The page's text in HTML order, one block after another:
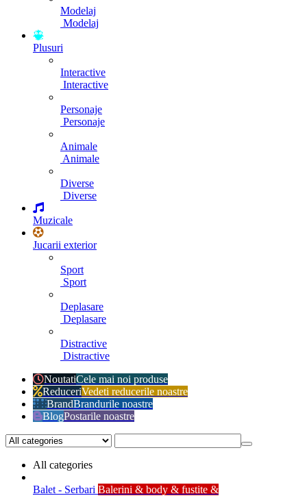
Modelaj
Modelaj
Plusuri
Interactive
Interactive
Personaje
Personaje
Animale
Animale
Diverse
Diverse
Muzicale
Jucarii exterior
Sport
Sport
Deplasare
Deplasare
Distractive
Distractive
NoutatiCele mai noi produse
ReduceriVedeti reducerile noastre
BrandBrandurile noastre
BlogPostarile noastre
All categories
Balet - Serbari Balerini & body & fustite &